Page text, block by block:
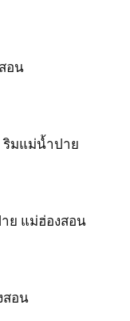
อน
ริมแม่น้ำปาย
ย แม่ฮ่องสอน
สอน